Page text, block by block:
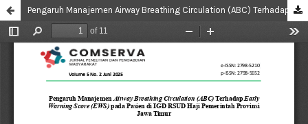
Pengaruh Manajemen Airway Breathing Circulation (ABC) Terhadap Early Warning Score (EWS) pada Pasien di IGD RSUD Haji Pemerintah Provinsi Jawa Timur